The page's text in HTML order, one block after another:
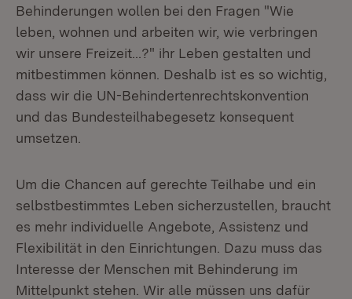
Behinderungen wollen bei den Fragen "Wie
leben, wohnen und arbeiten wir, wie verbringen
wir unsere Freizeit...?" ihr Leben gestalten und
mitbestimmen können. Deshalb ist es so wichtig,
dass wir die UN-Behindertenrechtskonvention
und das Bundesteilhabegesetz konsequent
umsetzen.
Um die Chancen auf gerechte Teilhabe und ein
selbstbestimmtes Leben sicherzustellen, braucht
es mehr individuelle Angebote, Assistenz und
Flexibilität in den Einrichtungen. Dazu muss das
Interesse der Menschen mit Behinderung im
Mittelpunkt stehen. Wir alle müssen uns dafür